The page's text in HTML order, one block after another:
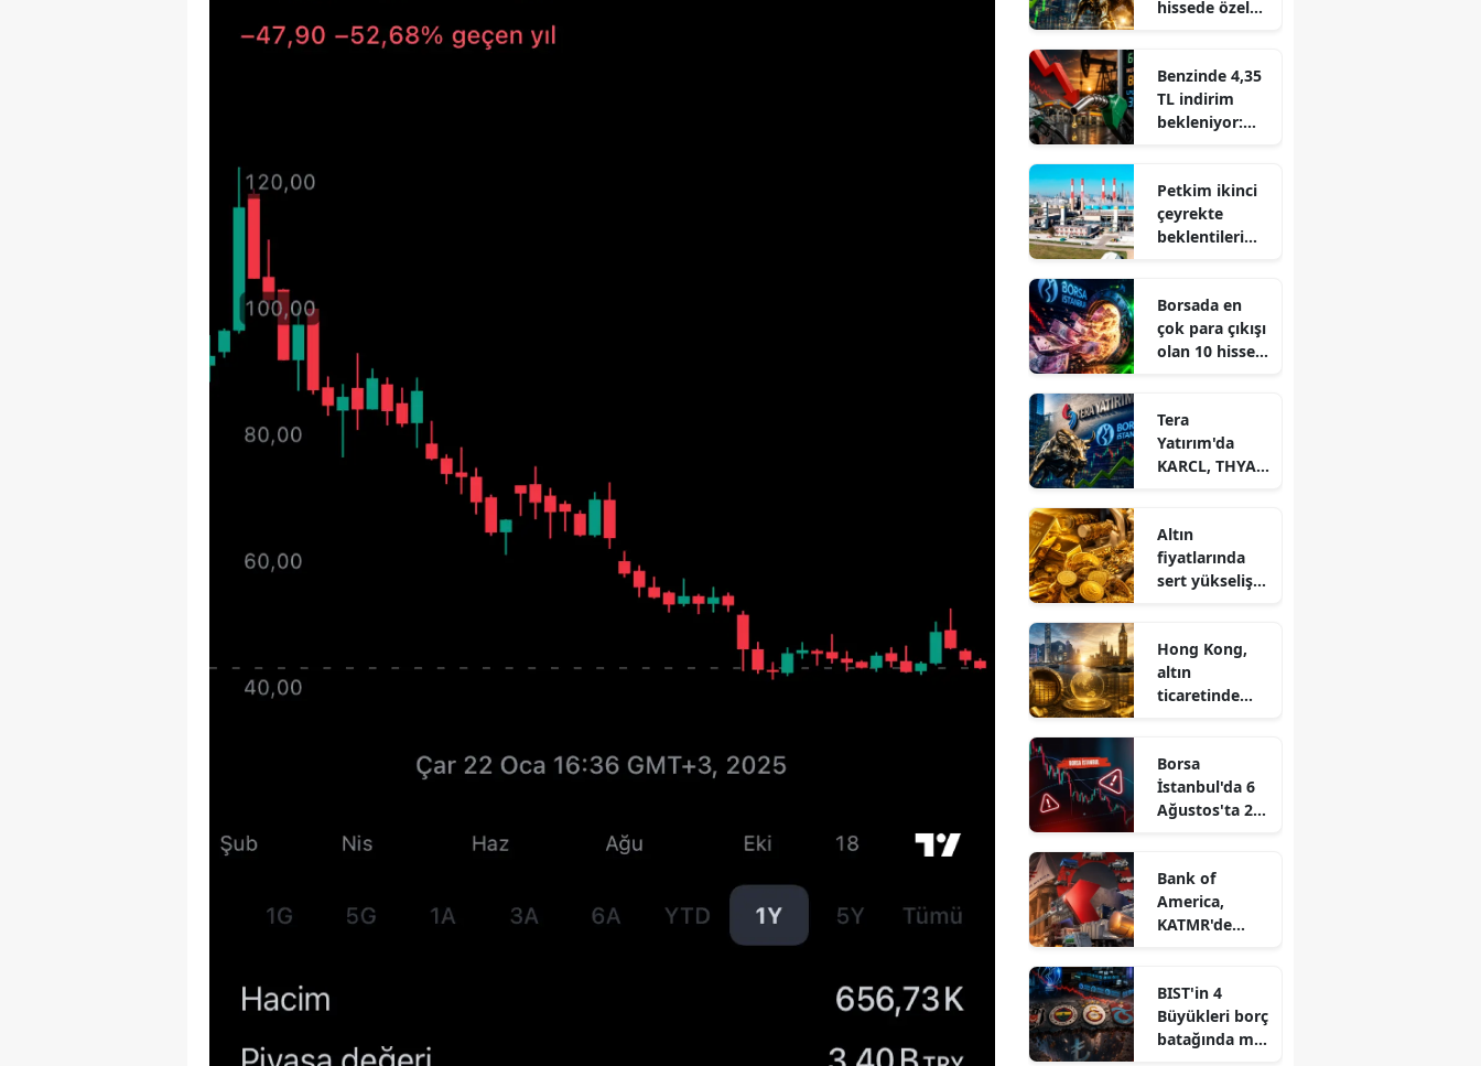
hissede özel
Benzinde 4,35
TL indirim
bekleniyor:
mı?
Petkim ikinci
çeyrekte
beklentileri
kâr
Borsada en
çok para çıkışı
olan 10 hisse
Tera
Yatırım'da
KARCL, THYAO
çıktı
Altın
fiyatlarında
sert yükseliş:
zirvesinde
Hong Kong,
altın
ticaretinde
Borsa
İstanbul'da 6
Ağustos'ta 2
kalkıyor
Bank of
America,
KATMR'de
düştü
BIST'in 4
Büyükleri borç
batağında mı?